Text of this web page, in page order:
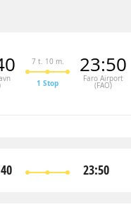
7 t. 10 m.
1 Stop
23:50
Faro Airport
(FAO)
23:50